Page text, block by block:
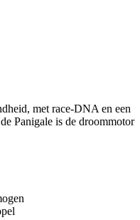
met race-DNA en een
Panigale is de droommotor